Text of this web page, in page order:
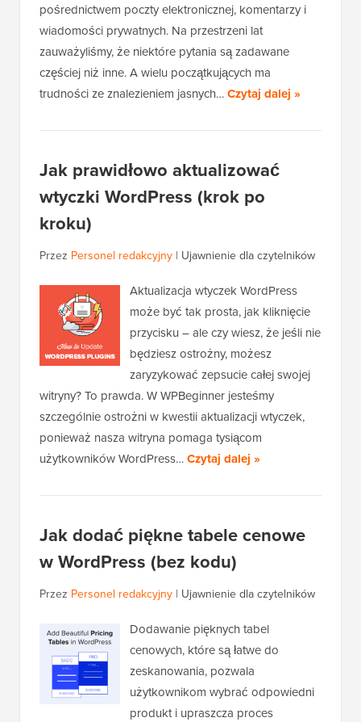
pośrednictwem poczty elektronicznej, komentarzy i
wiadomości prywatnych. Na przestrzeni lat
zauważyliśmy, że niektóre pytania są zadawane
częściej niż inne. A wielu początkujących ma
trudności ze znalezieniem jasnych…Czytaj dalej »
Jak prawidłowo aktualizować
wtyczki WordPress (krok po
kroku)
Przez Personel redakcyjny | Ujawnienie dla czytelników
Aktualizacja wtyczek WordPress
może być tak prosta, jak kliknięcie
przycisku – ale czy wiesz, że jeśli nie
będziesz ostrożny, możesz
zaryzykować zepsucie całej swojej
witryny? To prawda. W WPBeginner jesteśmy
szczególnie ostrożni w kwestii aktualizacji wtyczek,
ponieważ nasza witryna pomaga tysiącom
użytkowników WordPress…Czytaj dalej »
Jak dodać piękne tabele cenowe
w WordPress (bez kodu)
Przez Personel redakcyjny | Ujawnienie dla czytelników
Dodawanie pięknych tabel
cenowych, które są łatwe do
zeskanowania, pozwala
użytkownikom wybrać odpowiedni
produkt i upraszcza proces